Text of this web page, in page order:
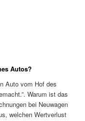
Autos?
Auto vom Hof des
Warum ist das
bei Neuwagen
welchen Wertverlust